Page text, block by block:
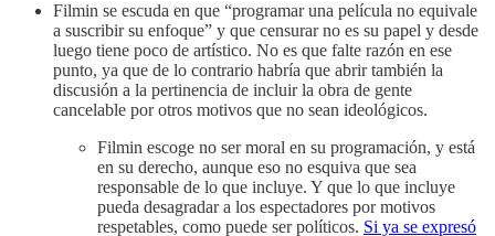
Filmin se escuda en que “programar una película no equivale
a suscribir su enfoque” y que censurar no es su papel y desde
luego tiene poco de artístico. No es que falte razón en ese
punto, ya que de lo contrario habría que abrir también la
discusión a la pertinencia de incluir la obra de gente
cancelable por otros motivos que no sean ideológicos.
Filmin escoge no ser moral en su programación, y está
en su derecho, aunque eso no esquiva que sea
responsable de lo que incluye. Y que lo que incluye
pueda desagradar a los espectadores por motivos
respetables, como puede ser políticos. Si ya se expresó